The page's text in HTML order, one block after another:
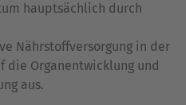
hauptsächlich durch
Nährstoffversorgung in der
die Organentwicklung und
aus.